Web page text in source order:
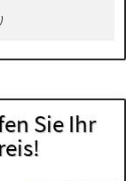
)
Sie Ihr